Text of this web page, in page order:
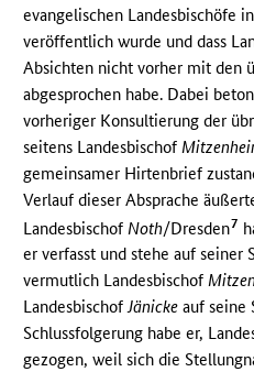
evangelischen Landesbischöfe
veröffentlich wurde und dass
Absichten nicht vorher mit den
abgesprochen habe. Dabei
vorheriger Konsultierung der
seitens Landesbischof
gemeinsamer Hirtenbrief
Verlauf dieser Absprache
Landesbischof Noth/Dresden7
er verfasst und stehe auf seiner
vermutlich Landesbischof
LandesbischofJänicke auf seine
Schlussfolgerung habe er,
gezogen, weil sich die